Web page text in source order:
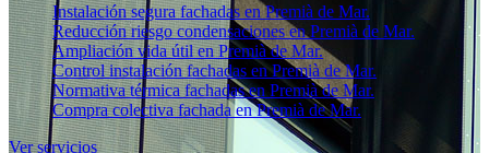
Instalación segura fachadas en Premià de Mar.
Reducción riesgo condensaciones en Premià de Mar.
Ampliación vida útil en Premià de Mar.
Control instalación fachadas en Premià de Mar.
Normativa térmica fachadas en Premià de Mar.
Compra colectiva fachada en Premià de Mar.
Ver servicios